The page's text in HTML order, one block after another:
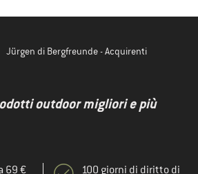
Jürgen di Bergfreunde - Acquirenti
outdoor migliori e più
69 €
100 giorni di diritto di